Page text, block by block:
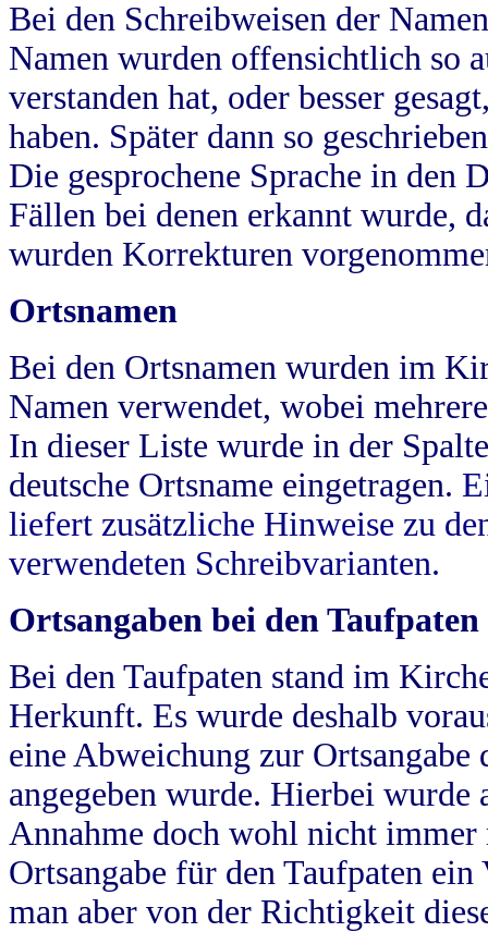
Bei den Schreibweisen der
Namen wurden offensichtlich so
verstanden hat, oder besser
haben. Später dann so
Die gesprochene Sprache in
Fällen bei denen erkannt wurde,
wurden Korrekturen
Ortsnamen
Bei den Ortsnamen wurden im
Namen verwendet, wobei
In dieser Liste wurde in der
deutsche Ortsname eingetragen.
liefert zusätzliche Hinweise zu
verwendeten Schreibvarianten.
Ortsangaben bei den Taufpaten
Bei den Taufpaten stand im
Herkunft. Es wurde deshalb
eine Abweichung zur
angegeben wurde. Hierbei wurde
Annahme doch wohl nicht
Ortsangabe für den Taufpaten
man aber von der Richtigkeit